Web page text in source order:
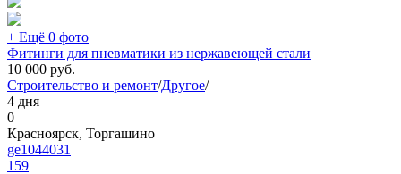
+ Ещё 0 фото
Фитинги для пневматики из нержавеющей стали
10 000 руб.
Строительство и ремонт/Другое/
4 дня
0
Красноярск, Торгашино
ge1044031
159